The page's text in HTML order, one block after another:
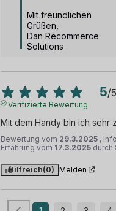
Mit freundlichen
Grüßen,
Dan Recommerce
Solutions
5/5
Verifizierte Bewertung
Mit dem Handy bin ich sehr
Bewertung vom 29.3.2025 ,
Erfahrung vom 17.3.2025 durch
Hilfreich(0) Melden